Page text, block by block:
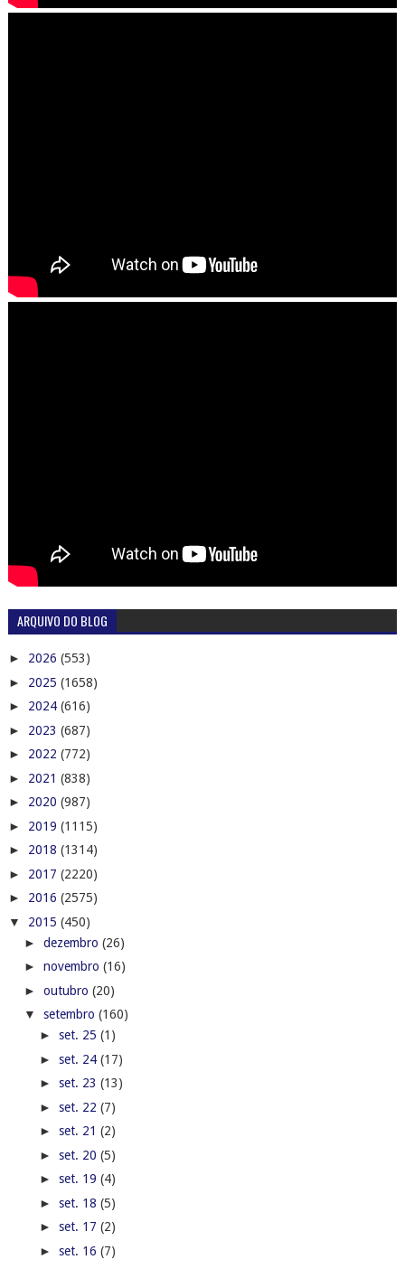
ARQUIVO DO BLOG
► 2026 (553)
► 2025 (1658)
► 2024 (616)
► 2023 (687)
► 2022 (772)
► 2021 (838)
► 2020 (987)
► 2019 (1115)
► 2018 (1314)
► 2017 (2220)
► 2016 (2575)
▼ 2015 (450)
► dezembro (26)
► novembro (16)
► outubro (20)
▼ setembro (160)
► set. 25 (1)
► set. 24 (17)
► set. 23 (13)
► set. 22 (7)
► set. 21 (2)
► set. 20 (5)
► set. 19 (4)
► set. 18 (5)
► set. 17 (2)
► set. 16 (7)